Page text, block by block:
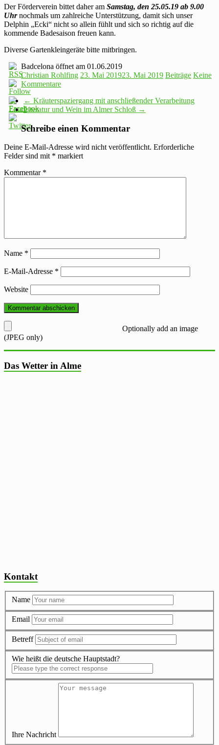
Der Förderverein bittet daher am Samstag, den 25.05.19 ab 9.00
Uhrnochmals um zahlreiche Unterstützung, damit sich unser
Delphin „Ecki“ nicht so allein fühlt und sich so richtig auf die
kommende Badesaison freuen kann.
Diverse Gartenkleingeräte bitte mitbringen.
Badcelona öffnet am 01.06.2019
Christian Rohlfing 23. Mai 201923. Mai 2019 Beiträge Keine
Kommentare
← Kräuterspaziergang mit anschließender Verarbeitung
Literatur und Wein im Almer Schloß →
Schreibe einen Kommentar
Deine E-Mail-Adresse wird nicht veröffentlicht. Erforderliche
Felder sind mit * markiert
Kommentar *
Name *
E-Mail-Adresse *
Website
Optionally add an image
(JPEG only)
Das Wetter in Alme
Kontakt
Name
Email
Betreff
Wie heißt die deutsche Hauptstadt?
Ihre Nachricht